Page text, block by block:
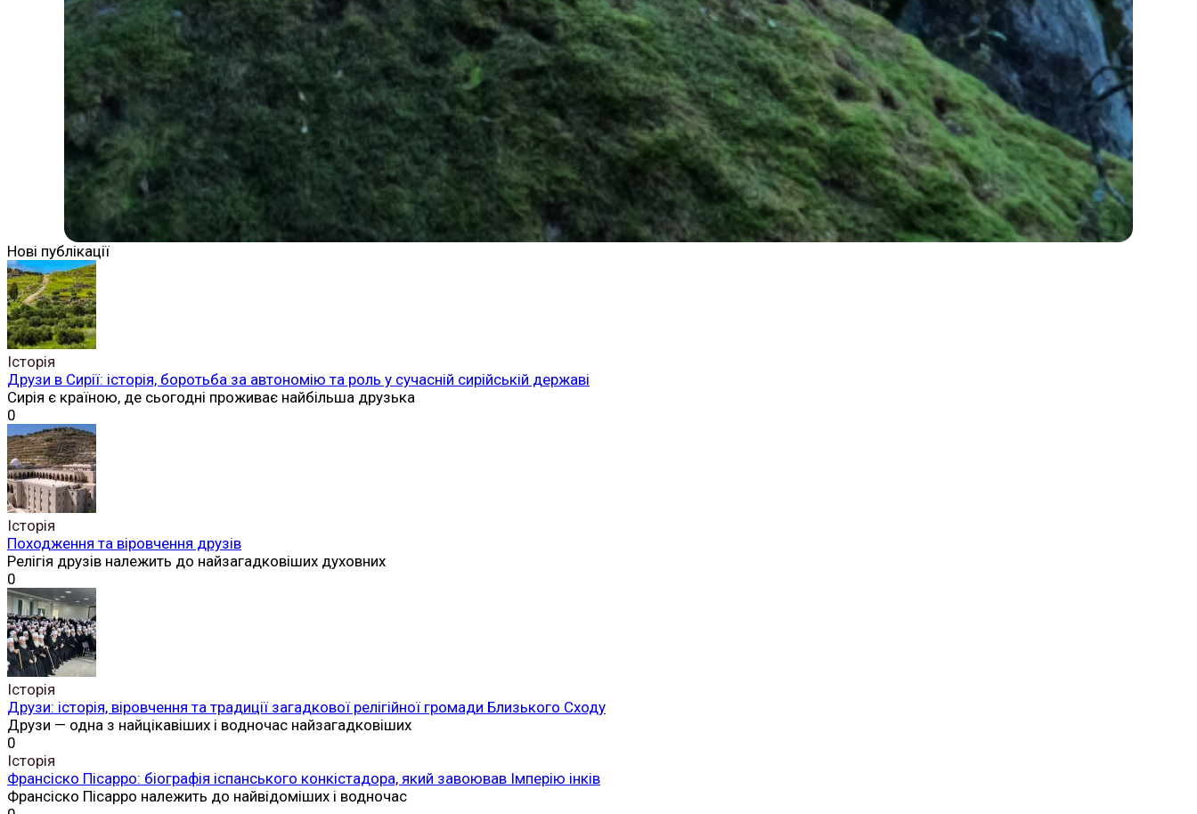
Нові публікації
Історія
Друзи в Сирії: історія, боротьба за автономію та роль у сучасній сирійській державі
Сирія є країною, де сьогодні проживає найбільша друзька
0
Історія
Походження та віровчення друзів
Релігія друзів належить до найзагадковіших духовних
0
Історія
Друзи: історія, віровчення та традиції загадкової релігійної громади Близького Сходу
Друзи — одна з найцікавіших і водночас найзагадковіших
0
Історія
Франсіско Пісарро: біографія іспанського конкістадора, який завоював Імперію інків
Франсіско Пісарро належить до найвідоміших і водночас